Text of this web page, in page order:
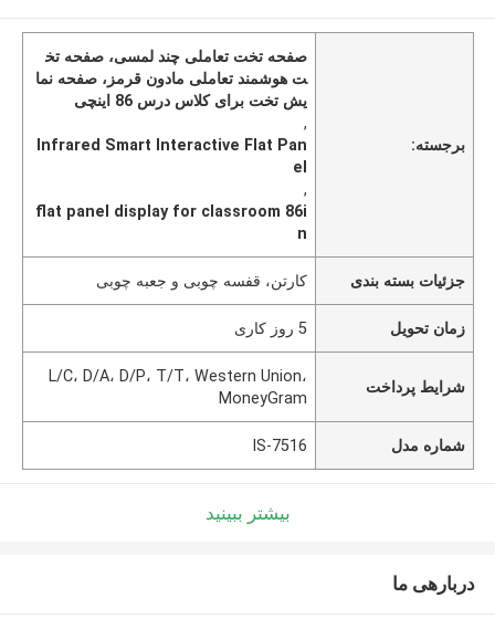
برجسته:
صفحه تخت تعاملی چند لمسی، صفحه تخ
ت هوشمند تعاملی مادون قرمز، صفحه نما
یش تخت برای کلاس درس 86 اینچی
,
Infrared Smart Interactive Flat Pan
el
,
flat panel display for classroom 86i
n
جزئیات بسته بندی کارتن، قفسه چوبی و جعبه چوبی
زمان تحویل 5 روز کاری
شرایط پرداخت
L/C، D/A، D/P، T/T، Western Union،
MoneyGram
شماره مدل IS-7516
بیشتر ببینید
دربارهی ما